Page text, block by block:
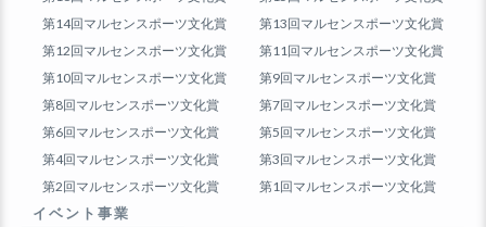
第14回マルセンスポーツ文化賞
第13回マルセンスポーツ文化賞
第12回マルセンスポーツ文化賞
第11回マルセンスポーツ文化賞
第10回マルセンスポーツ文化賞
第9回マルセンスポーツ文化賞
第8回マルセンスポーツ文化賞
第7回マルセンスポーツ文化賞
第6回マルセンスポーツ文化賞
第5回マルセンスポーツ文化賞
第4回マルセンスポーツ文化賞
第3回マルセンスポーツ文化賞
第2回マルセンスポーツ文化賞
第1回マルセンスポーツ文化賞
イベント事業